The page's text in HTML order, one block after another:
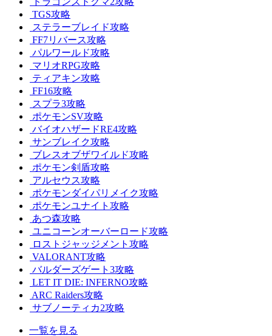
TGS攻略
ステラーブレイド攻略
FF7リバース攻略
パルワールド攻略
マリオRPG攻略
ティアキン攻略
FF16攻略
スプラ3攻略
ポケモンSV攻略
バイオハザードRE4攻略
サンブレイク攻略
ブレスオブザワイルド攻略
ポケモン剣盾攻略
アルセウス攻略
ポケモンダイパリメイク攻略
ポケモンユナイト攻略
あつ森攻略
ユニコーンオーバーロード攻略
ロストジャッジメント攻略
VALORANT攻略
バルダーズゲート3攻略
LET IT DIE: INFERNO攻略
ARC Raiders攻略
サブノーティカ2攻略
一覧を見る